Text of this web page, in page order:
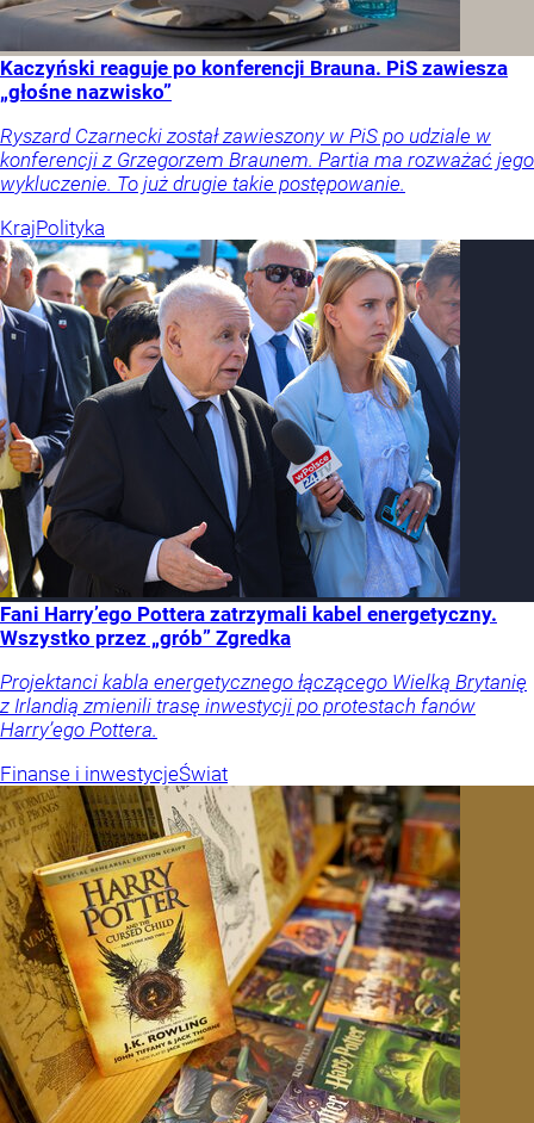
Kaczyński reaguje po konferencji Brauna. PiS zawiesza
„głośne nazwisko”
Ryszard Czarnecki został zawieszony w PiS po udziale w
konferencji z Grzegorzem Braunem. Partia ma rozważać jego
wykluczenie. To już drugie takie postępowanie.
KrajPolityka
Fani Harry’ego Pottera zatrzymali kabel energetyczny.
Wszystko przez „grób” Zgredka
Projektanci kabla energetycznego łączącego Wielką Brytanię
z Irlandią zmienili trasę inwestycji po protestach fanów
Harry’ego Pottera.
Finanse i inwestycjeŚwiat